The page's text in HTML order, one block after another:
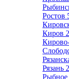
Ростов
Киров
Рязань
Рыбное